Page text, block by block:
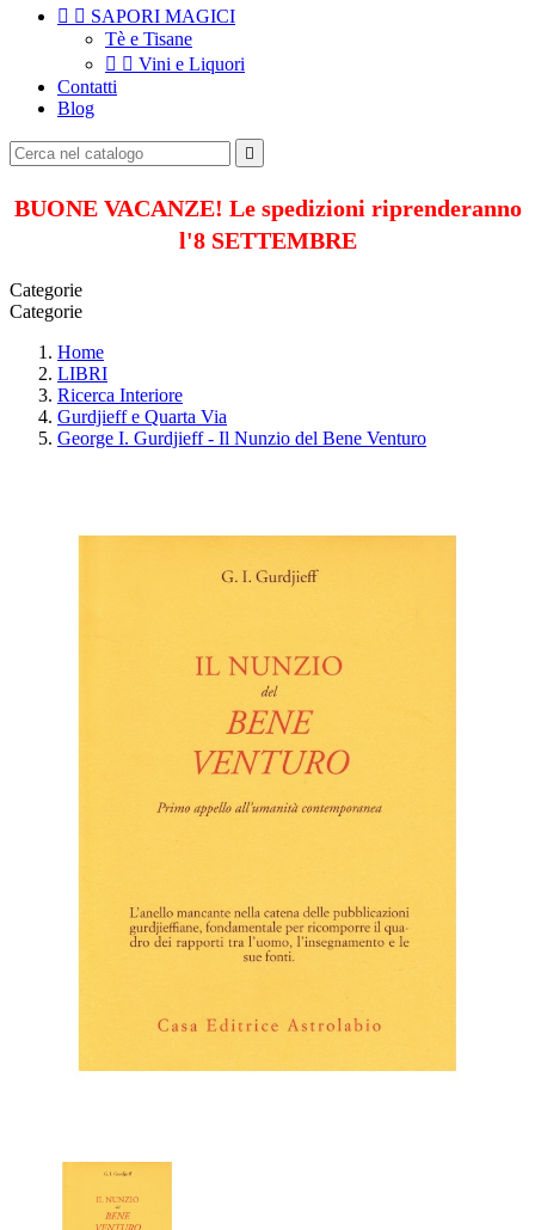
  SAPORI MAGICI
Tè e Tisane
  Vini e Liquori
Contatti
Blog

BUONE VACANZE! Le spedizioni riprenderanno
l'8 SETTEMBRE
Categorie
Categorie
Home
LIBRI
Ricerca Interiore
Gurdjieff e Quarta Via
George I. Gurdjieff - Il Nunzio del Bene Venturo